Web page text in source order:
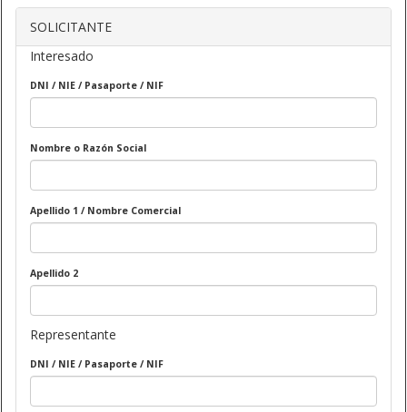
SOLICITANTE
Interesado
DNI / NIE / Pasaporte / NIF
Nombre o Razón Social
Apellido 1 / Nombre Comercial
Apellido 2
Representante
DNI / NIE / Pasaporte / NIF